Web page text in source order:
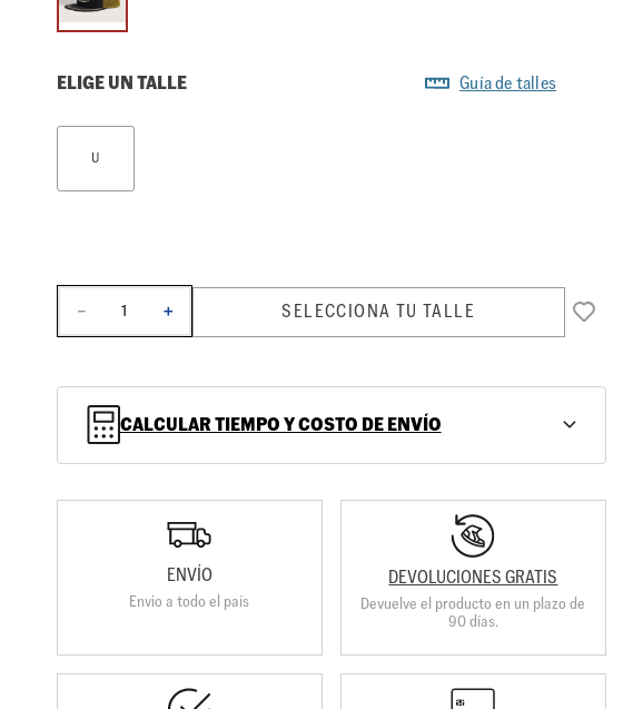
ELIGE UN TALLE Guía de talles
U
＋
－ SELECCIONA TU TALLE
CALCULAR TIEMPO Y COSTO DE ENVÍO
ENVÍO
Envio a todo el país
DEVOLUCIONES GRATIS
Devuelve el producto en un plazo de
90 días.